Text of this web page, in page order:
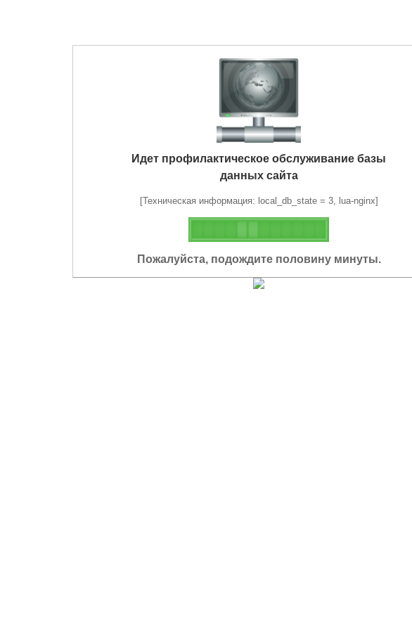
Идет профилактическое обслуживание базы
данных сайта
[Техническая информация: local_db_state = 3, lua-nginx]
Пожалуйста, подождите половину минуты.